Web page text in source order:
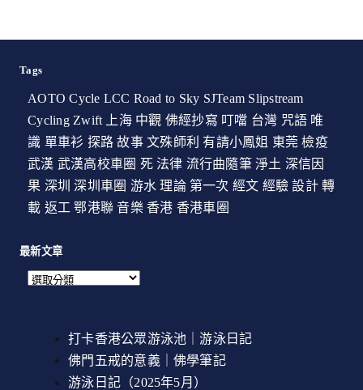
Tags
AOTO Cycle LCC Road to Sky SJTeam Slipstream
Cycling Zwift 上海 中觀 佛經抄寫 叮噹 台灣 咒語 唯
識 單車衫 探路 故事 文殊師利 有請小鳳姐 東莞 檢疫
武漢 武漢高校車圈 死 法律 流行曲隨筆 淨土 深信因
果 深圳 深圳車圈 游水 理論 第一次 經文 經驗 設計 轉
載 返工 鄂港聯 音樂 香港 香港車圈
最新文章
打卡香港公眾游泳池｜游泳日記
佛門五戒的意義｜佛學筆記
游泳日記（2025年5月）